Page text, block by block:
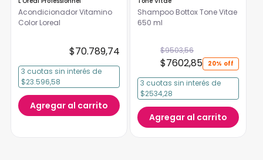
Acondicionador Vitamino
Color Loreal
$70.789,74
3 cuotas sin interés de
$23.596,58
Agregar al carrito
Shampoo Bottox Tone Vitae
650 ml
20%
$9503,56
$7602,85
3 cuotas sin interés de
$2534,28
Agregar al carrito